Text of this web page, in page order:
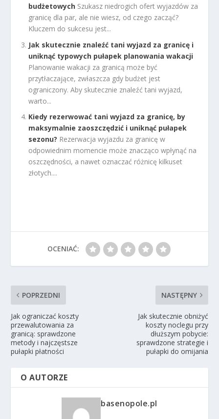
budżetowych Szukasz niedrogich ofert wyjazdów za
granicę dla par, ale nie wiesz, od czego zacząć?
Kluczem do sukcesu jest...
Jak skutecznie znaleźć tani wyjazd za granicę i
uniknąć typowych pułapek planowania wakacji
Planowanie wakacji za granicą może być
przytłaczające, zwłaszcza gdy budżet jest
ograniczony. Aby skutecznie znaleźć tani wyjazd,
warto...
Kiedy rezerwować tani wyjazd za granicę, by
maksymalnie zaoszczędzić i uniknąć pułapek
sezonu? Rezerwacja wyjazdu za granicę w
odpowiednim momencie może znacząco wpłynąć na
oszczędności, a nawet oznaczać różnicę kilkuset
złotych....
OCENIAĆ:
POPRZEDNI
Jak ograniczać koszty
przewalutowania za
granicą: sprawdzone
metody i najczęstsze
pułapki płatności
NASTĘPNY
Jak skutecznie obniżyć
koszty noclegu przy
dłuższym pobycie:
sprawdzone strategie i
pułapki do omijania
O AUTORZE
basenopole.pl